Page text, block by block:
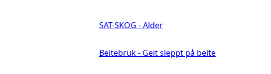
SAT-SKOG - Alder
Beitebruk - Geit sleppt på beite